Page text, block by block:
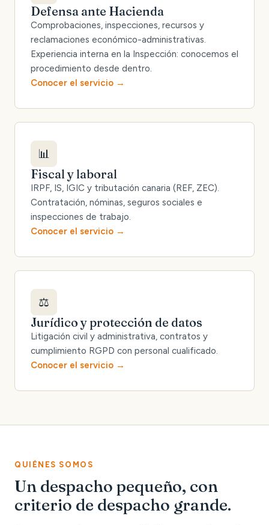
Defensa ante Hacienda
Comprobaciones, inspecciones, recursos y
reclamaciones económico-administrativas.
Experiencia interna en la Inspección: conocemos el
procedimiento desde dentro.
Conocer el servicio
📊
Fiscal y laboral
IRPF, IS, IGIC y tributación canaria (REF, ZEC).
Contratación, nóminas, seguros sociales e
inspecciones de trabajo.
Conocer el servicio
⚖️
Jurídico y protección de datos
Litigación civil y administrativa, contratos y
cumplimiento RGPD con personal cualificado.
Conocer el servicio
QUIÉNES SOMOS
Un despacho pequeño, con
criterio de despacho grande.